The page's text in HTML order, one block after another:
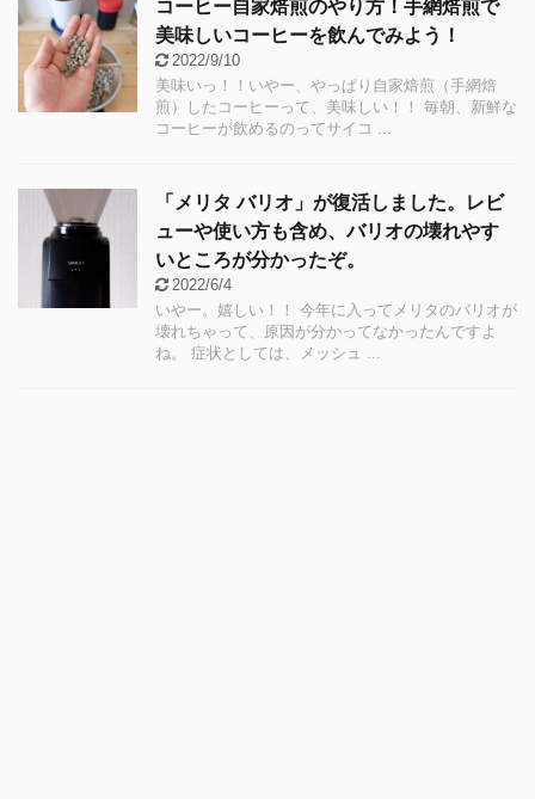
コーヒー自家焙煎のやり方！手網焙煎で
美味しいコーヒーを飲んでみよう！
2022/9/10
美味いっ！！いやー、やっぱり自家焙煎（手網焙
煎）したコーヒーって、美味しい！！ 毎朝、新鮮な
コーヒーが飲めるのってサイコ ...
「メリタ バリオ」が復活しました。レビ
ューや使い方も含め、バリオの壊れやす
いところが分かったぞ。
2022/6/4
いやー。嬉しい！！ 今年に入ってメリタのバリオが
壊れちゃって、原因が分かってなかったんですよ
ね。 症状としては、メッシュ ...